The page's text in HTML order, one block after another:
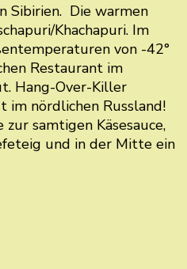
Sibirien. Die warmen
Khachapuri. Im
von -42°
Restaurant im
Hang-Over-Killer
im nördlichen Russland!
samtigen Käsesauce,
und in der Mitte ein